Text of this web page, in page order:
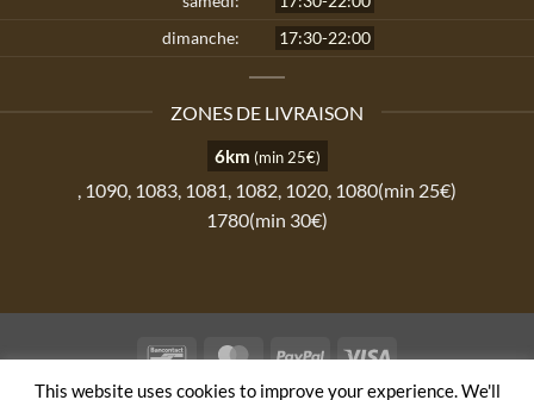
dimanche:
17:30-22:00
ZONES DE LIVRAISON
6km (min 25€)
, 1090, 1083, 1081, 1082, 1020, 1080(min 25€)
1780(min 30€)
BancontactMasterCardPayPal
This website uses cookies to improve your experience. We'll